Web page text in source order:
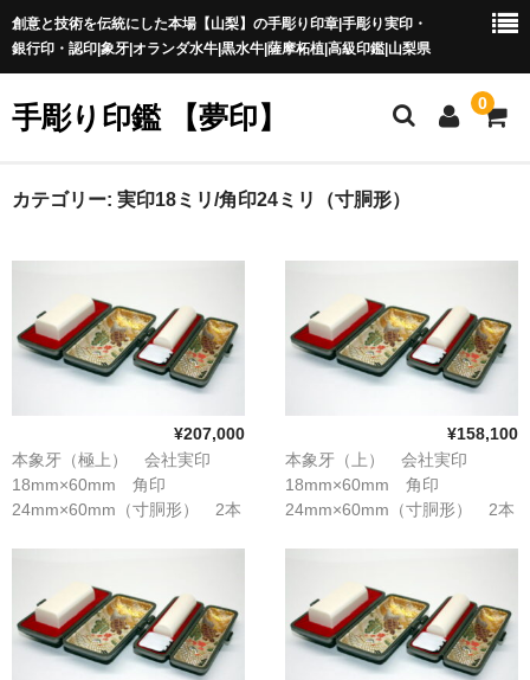
創意と技術を伝統にした本場【山梨】の手彫り印章|手彫り実印・
銀行印・認印|象牙|オランダ水牛|黒水牛|薩摩柘植|高級印鑑|山梨県
手彫り印鑑 【夢印】 0
夢印TOP
印章の本場 山梨
一級印章彫刻技能士
印鑑の書体
象牙印鑑の種類
印鑑ケース
お客様の声
カテゴリー: 実印18ミリ/角印24ミリ（寸胴形）
¥207,000
本象牙（極上） 会社実印
18mm×60mm 角印
24mm×60mm（寸胴形） 2本
¥158,100
本象牙（上） 会社実印
18mm×60mm 角印
24mm×60mm（寸胴形） 2本